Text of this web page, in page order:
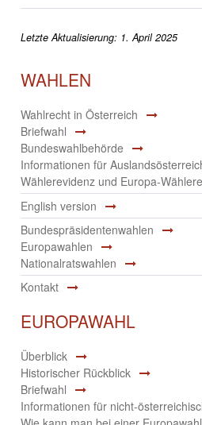
Letzte Aktualisierung: 1. April 2025
WAHLEN
Wahlrecht in Österreich
Briefwahl
Bundeswahlbehörde
Informationen für
Wählerevidenz und Europa-
English version
Bundespräsidentenwahlen
Europawahlen
Nationalratswahlen
Kontakt
EUROPAWAHL
Überblick
Historischer Rückblick
Briefwahl
Informationen für nicht-